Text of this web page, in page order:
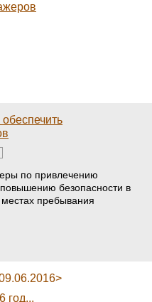
по привлечению
безопасности в
местах пребывания
год...